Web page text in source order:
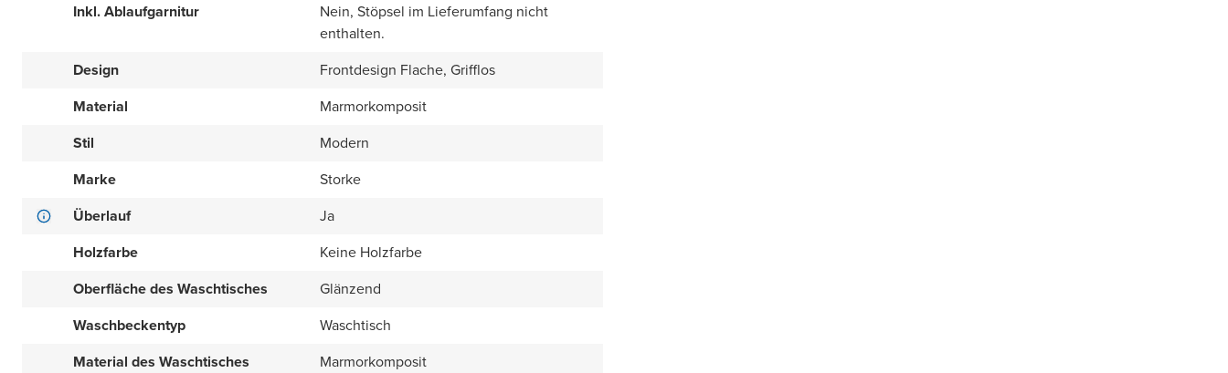
Inkl. Ablaufgarnitur
Nein, Stöpsel im Lieferumfang nicht
enthalten.
Design
Frontdesign Flache, Grifflos
Material
Marmorkomposit
Stil
Modern
Marke
Storke
Überlauf
Ja
Holzfarbe
Keine Holzfarbe
Oberfläche des Waschtisches
Glänzend
Waschbeckentyp
Waschtisch
Material des Waschtisches
Marmorkomposit